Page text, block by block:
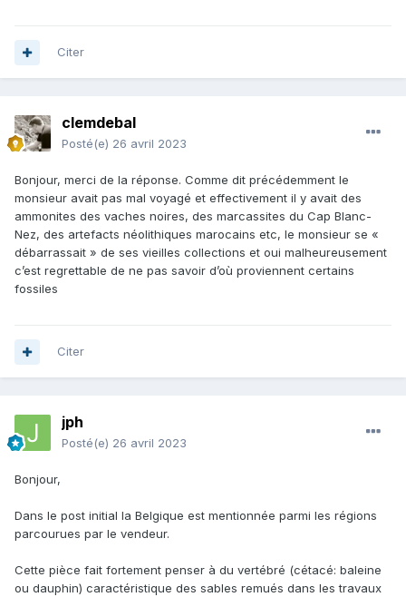
Citer
clemdebal
Posté(e) 26 avril 2023
Bonjour, merci de la réponse. Comme dit précédemment le
monsieur avait pas mal voyagé et effectivement il y avait des
ammonites des vaches noires, des marcassites du Cap Blanc-
Nez, des artefacts néolithiques marocains etc, le monsieur se «
débarrassait » de ses vieilles collections et oui malheureusement
c’est regrettable de ne pas savoir d’où proviennent certains
fossiles
Citer
jph
Posté(e) 26 avril 2023
Bonjour,
Dans le post initial la Belgique est mentionnée parmi les régions
parcourues par le vendeur.
Cette pièce fait fortement penser à du vertébré (cétacé: baleine
ou dauphin) caractéristique des sables remués dans les travaux